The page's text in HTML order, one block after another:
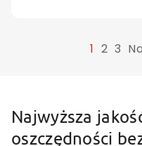
1 2 3
Najwyższa
oszczędności